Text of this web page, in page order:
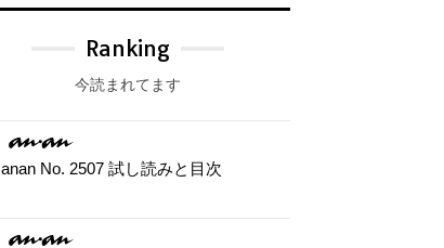
Ranking
今読まれてます
anan No. 2507 試し読みと目次